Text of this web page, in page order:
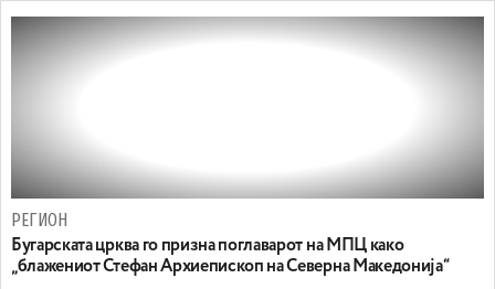
РЕГИОН
Бугарската црква го призна поглаварот на МПЦ како
„блажениот Стефан Архиепископ на Cеверна Македонија“